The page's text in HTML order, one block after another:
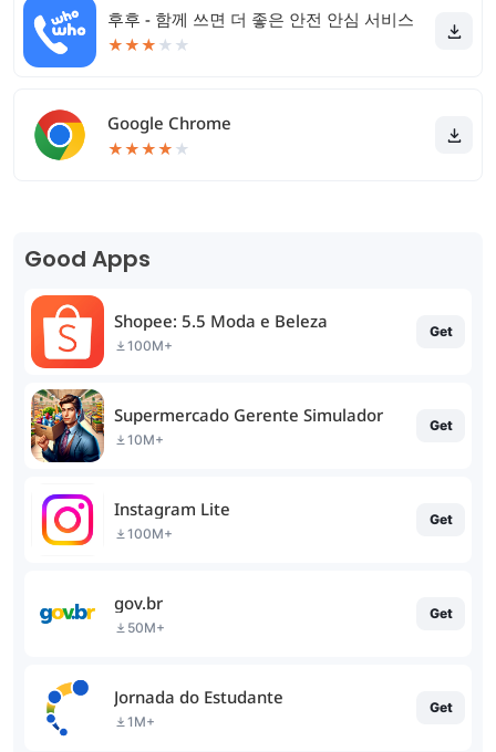
후후 - 함께 쓰면 더 좋은 안전 안심 서비스
★★★ ★ ★
Google Chrome
★★★★ ★
Good Apps
Shopee: 5.5 Moda e Beleza
100M+
Get
Supermercado Gerente Simulador
10M+
Get
Instagram Lite
100M+
Get
gov.br
50M+
Get
Jornada do Estudante
1M+
Get